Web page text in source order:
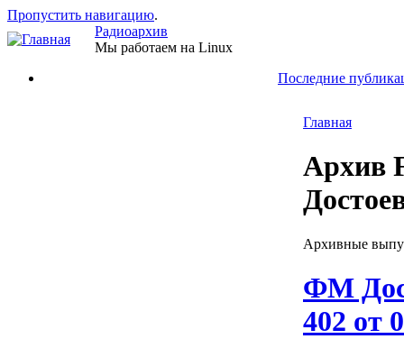
Пропустить навигацию.
Радиоархив
Мы работаем на Linux
Последние
Главная
Архив
Архивные
ФМ
402 от